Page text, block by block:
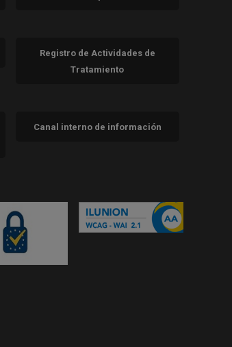
Registro de Actividades de
Tratamiento
Canal interno de información